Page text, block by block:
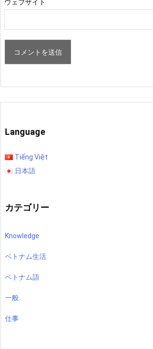
ウェブサイト
Language
Tiếng Việt
日本語
カテゴリー
Knowledge
ベトナム生活
ベトナム語
一般
仕事